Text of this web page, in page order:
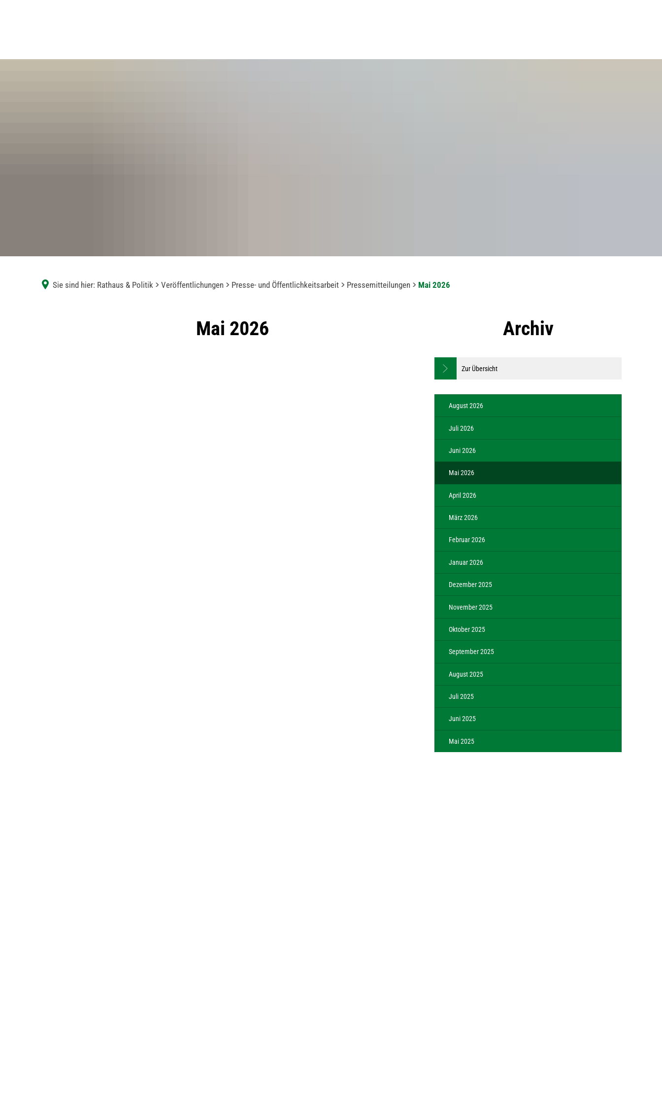
Sie sind hier: Rathaus & Politik Veröffentlichungen Presse- und Öffentlichkeitsarbeit Pressemitteilungen Mai 2026
Mai 2026 Archiv
Zur Übersicht
August 2026
Juli 2026
Juni 2026
Mai 2026
April 2026
März 2026
Februar 2026
Januar 2026
Dezember 2025
November 2025
Oktober 2025
September 2025
August 2025
Juli 2025
Juni 2025
Mai 2025